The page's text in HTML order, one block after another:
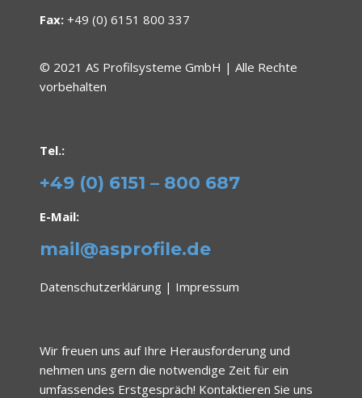
Fax: +49 (0) 6151 800 337
© 2021 AS Profilsysteme GmbH | Alle Rechte
vorbehalten
Tel.:
+49 (0) 6151 – 800 687
E-Mail:
mail@asprofile.de
Datenschutzerklärung | Impressum
Wir freuen uns auf Ihre Herausforderung und
nehmen uns gern die notwendige Zeit für ein
umfassendes Erstgespräch! Kontaktieren Sie uns